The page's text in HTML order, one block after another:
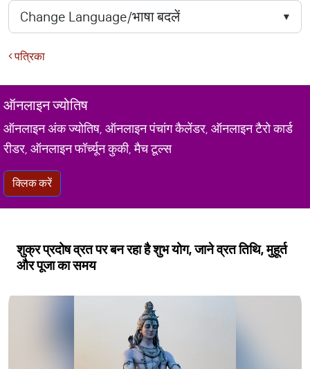
पत्रिका
ऑनलाइन ज्योतिष
ऑनलाइन अंक ज्योतिष, ऑनलाइन पंचांग कैलेंडर, ऑनलाइन टैरो कार्ड
रीडर, ऑनलाइन फॉर्च्यून कुकी, मैच टूल्स
क्लिक करें
शुक्र प्रदोष व्रत पर बन रहा है शुभ योग, जाने व्रत तिथि, मुहूर्त
और पूजा का समय